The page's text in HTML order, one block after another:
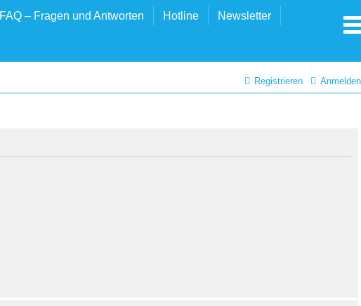
FAQ – Fragen und Antworten Hotline Newsletter
Anmelden
Registrieren